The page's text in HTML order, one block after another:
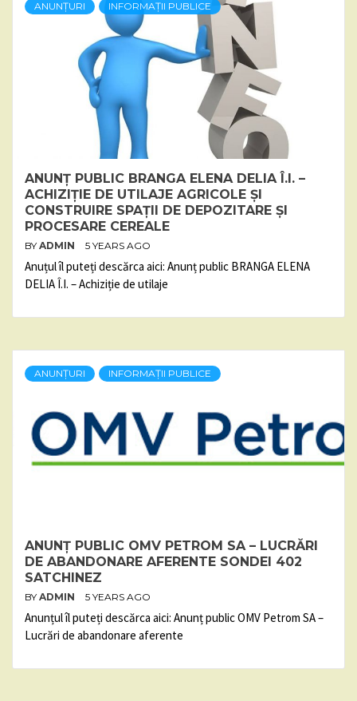
ANUNȚURI INFORMAȚII PUBLICE
ANUNȚ PUBLIC BRANGA ELENA DELIA Î.I. –
ACHIZIȚIE DE UTILAJE AGRICOLE ȘI
CONSTRUIRE SPAȚII DE DEPOZITARE ȘI
PROCESARE CEREALE
BY ADMIN 5 YEARS AGO
Anuțul îl puteți descărca aici: Anunț public BRANGA ELENA
DELIA Î.I. – Achiziție de utilaje
ANUNȚURI INFORMAȚII PUBLICE
ANUNȚ PUBLIC OMV PETROM SA – LUCRĂRI
DE ABANDONARE AFERENTE SONDEI 402
SATCHINEZ
BY ADMIN 5 YEARS AGO
Anunțul îl puteți descărca aici: Anunț public OMV Petrom SA –
Lucrări de abandonare aferente